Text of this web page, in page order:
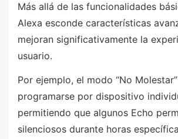
Más allá de las funcionalidades
Alexa esconde características
mejoran significativamente la
usuario.
Por ejemplo, el modo “No
programarse por dispositivo
permitiendo que algunos Echo
silenciosos durante horas